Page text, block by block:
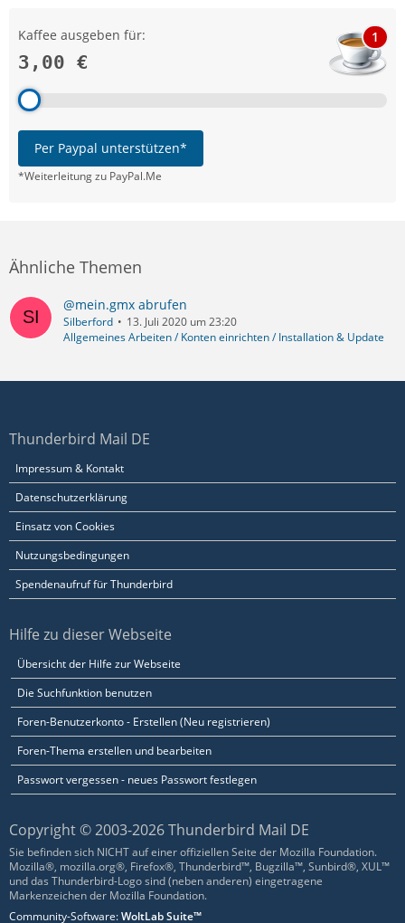
Kaffee ausgeben für:
3,00 €
1
Per Paypal unterstützen*
*Weiterleitung zu PayPal.Me
Ähnliche Themen
@mein.gmx abrufen
Silberford
13. Juli 2020 um 23:20
Allgemeines Arbeiten / Konten einrichten / Installation & Update
Thunderbird Mail DE
Impressum & Kontakt
Datenschutzerklärung
Einsatz von Cookies
Nutzungsbedingungen
Spendenaufruf für Thunderbird
Hilfe zu dieser Webseite
Übersicht der Hilfe zur Webseite
Die Suchfunktion benutzen
Foren-Benutzerkonto - Erstellen (Neu registrieren)
Foren-Thema erstellen und bearbeiten
Passwort vergessen - neues Passwort festlegen
Copyright © 2003-2026 Thunderbird Mail DE
Sie befinden sich NICHT auf einer offiziellen Seite der Mozilla Foundation.
Mozilla®, mozilla.org®, Firefox®, Thunderbird™, Bugzilla™, Sunbird®, XUL™
und das Thunderbird-Logo sind (neben anderen) eingetragene
Markenzeichen der Mozilla Foundation.
Community-Software:WoltLab Suite™